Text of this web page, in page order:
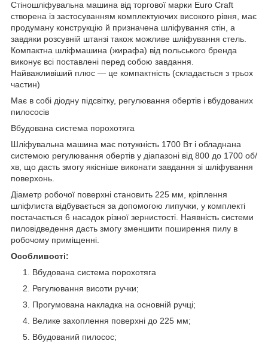
Стіношліфувальна машина від торгової марки Euro Craft
створена із застосуванням комплектуючих високого рівня, має
продуману конструкцію й призначена шліфування стін, а
завдяки розсувній штанзі також можливе шліфування стель.
Компактна шліфмашина (жирафа) від польського бренда
виконує всі поставлені перед собою завдання.
Найважливіший плюс — це компактність (складається з трьох
частин)
Має в собі діодну підсвітку, регулювання обертів і вбудованих
пилососів
Вбудована система порохотяга
Шліфувальна машина має потужність 1700 Вт і обладнана
системою регулювання обертів у діапазоні від 800 до 1700 об/
хв, що дасть змогу якісніше виконати завдання зі шліфування
поверхонь.
Діаметр робочої поверхні становить 225 мм, кріплення
шліфлиста відбувається за допомогою липучки, у комплекті
постачається 6 насадок різної зернистості. Наявність системи
пиловідведення дасть змогу зменшити поширення пилу в
робочому приміщенні.
Особливості:
Вбудована система порохотяга
Регулювання висоти ручки;
Прогумована накладка на основній ручці;
Велике захоплення поверхні до 225 мм;
Вбудований пилосос;